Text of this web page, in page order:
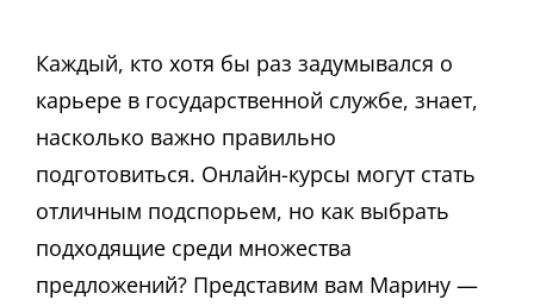
Каждый, кто хотя бы раз задумывался о
карьере в государственной службе, знает,
насколько важно правильно
подготовиться. Онлайн-курсы могут стать
отличным подспорьем, но как выбрать
подходящие среди множества
предложений? Представим вам Марину —